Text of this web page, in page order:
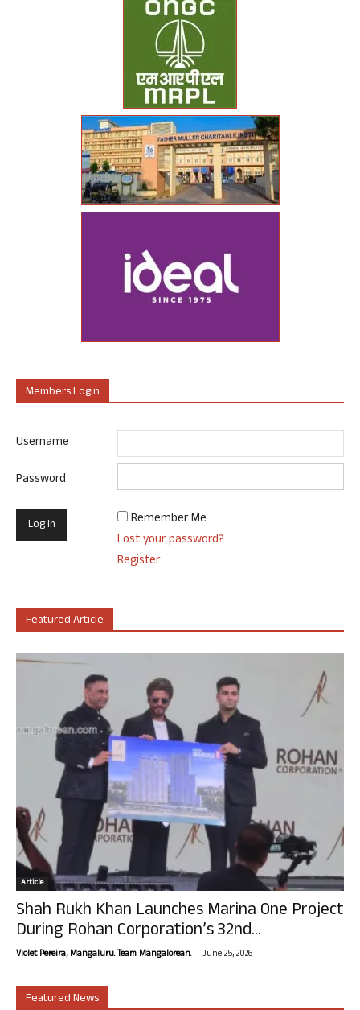
Members Login
Username
Password
Remember Me
Lost your password?
Register
Featured Article
Article
Shah Rukh Khan Launches Marina One Project
During Rohan Corporation’s 32nd...
Violet Pereira, Mangaluru. Team Mangalorean. - June 25, 2026
Featured News